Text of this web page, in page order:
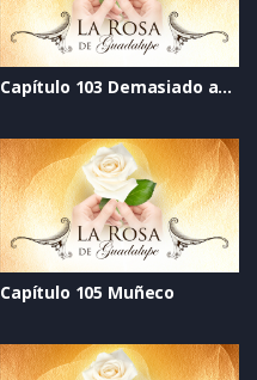
Capítulo 103 Demasiado amor
Capítulo 105 Muñeco